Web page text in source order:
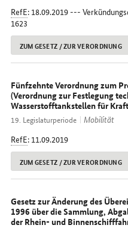
RefE: 18.09.2019 ---
1623
ZUM GESETZ / ZUR VERORDNUNG
Fünfzehnte Verordnung zum
(Verordnung zur Festlegung
Wasserstofftankstellen für
19. Legislaturperiode
Mobilität
RefE: 11.09.2019
ZUM GESETZ / ZUR VERORDNUNG
Gesetz zur Änderung des
1996 über die Sammlung,
der Rhein- und